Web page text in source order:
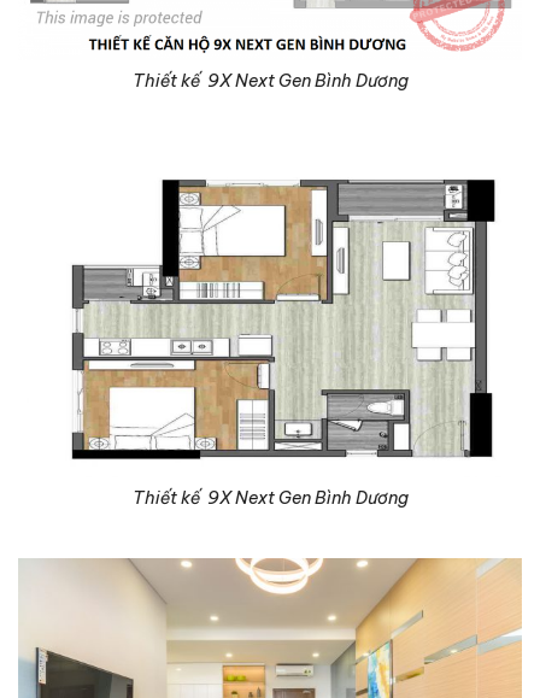
Thiết kế 9X Next Gen Bình Dương
Thiết kế 9X Next Gen Bình Dương